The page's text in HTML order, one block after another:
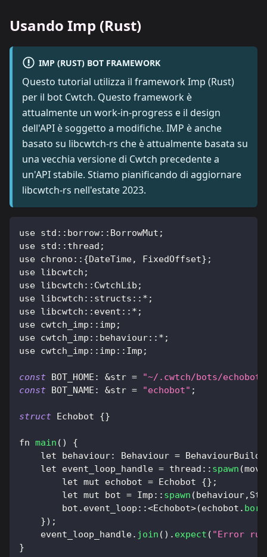
Usando Imp (Rust)
IMP (RUST) BOT FRAMEWORK
Questo tutorial utilizza il framework Imp (Rust)
per il bot Cwtch. Questo framework è
attualmente un work-in-progress e il design
dell'API è soggetto a modifiche. IMP è anche
basato su libcwtch-rs che è attualmente basata su
una vecchia versione di Cwtch precedente a
un'API stabile. Stiamo pianificando di aggiornare
libcwtch-rs nell'estate 2023.
use std : : borrow: : BorrowMut ;
use std : : thread ;
use chrono : : {DateTime, FixedOffset} ;
use libcwtch ;
use libcwtch : : CwtchLib ;
use libcwtch : : structs : : * ;
use libcwtch : : event : : * ;
use cwtch_imp : : imp ;
use cwtch_imp : : behaviour: : * ;
use cwtch_imp : : imp : : Imp ;
const BOT_HOME : &str = "~/.cwtch/bots/echobot"
const BOT_NAME : &str = "echobot" ;
struct Echobot {}
fn main ( )
{
    let behaviour
: Behaviour =
    let event_loop_handle
= thread : : spawn (
        let mut echobot
= Echobot {} ;
        let mut bot
= Imp : : spawn (behaviour,
        bot
. event_loop : :<Echobot>(echobot .
}) ;
    event_loop_handle
. join ( ) . expect ( "Error
}